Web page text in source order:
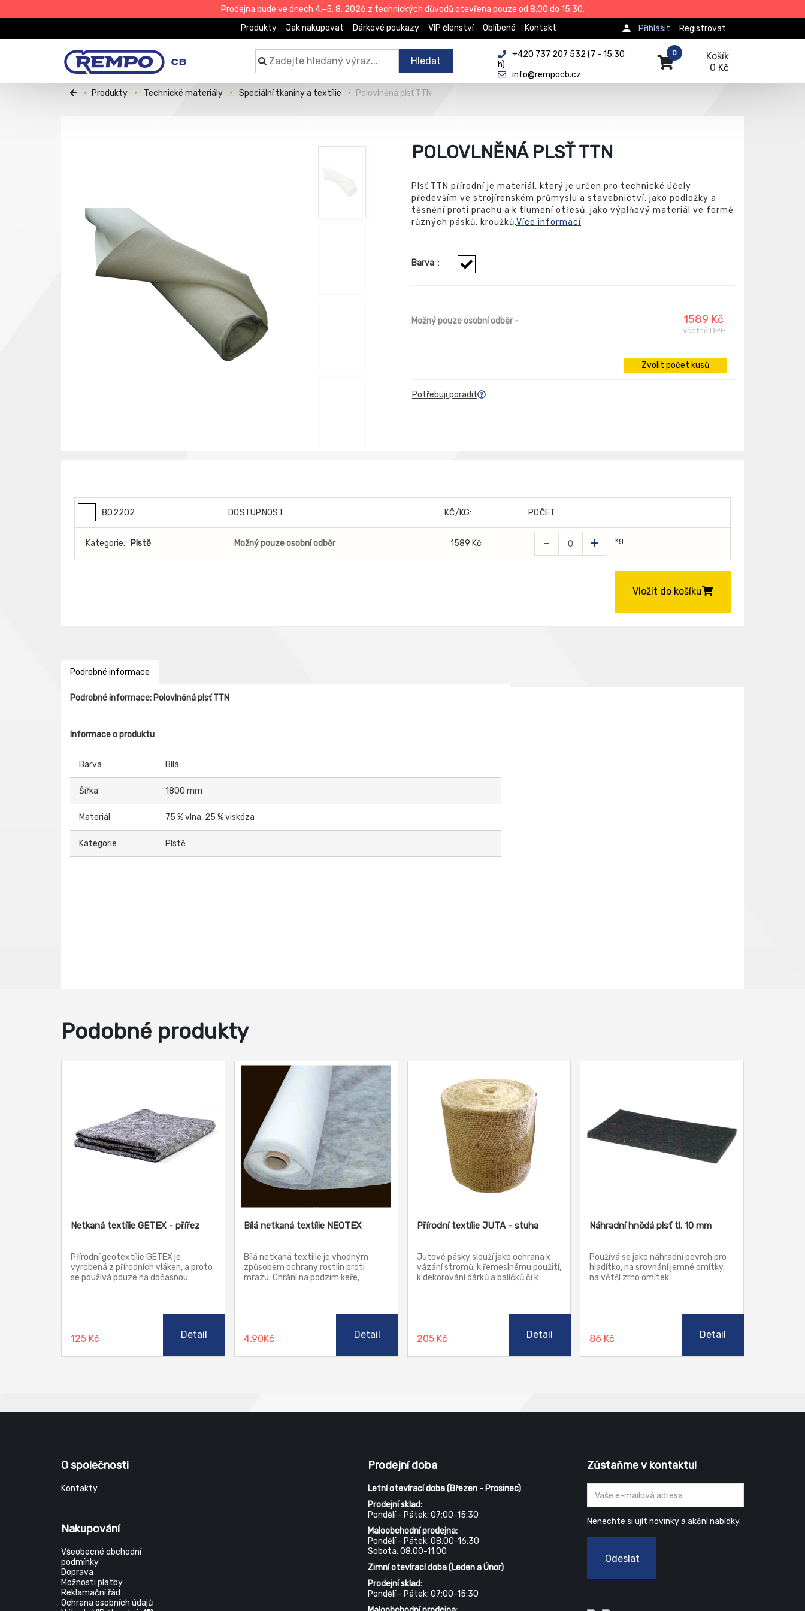
Prodejna bude ve dnech 4.–5. 8. 2026 z technických důvodů otevřena pouze od 8:00 do 15:30.
Produkty
Jak nakupovat Dárkové poukazy VIP členství Oblíbené Kontakt Registrovat
Přihlásit
Hledat
+420 737 207 532 (7 - 15:30
h)
info@rempocb.cz
Košík
0 Kč
0
Produkty Technické materiály Speciální tkaniny a textílie Polovlněná plsť TTN
POLOVLNĚNÁ PLSŤ TTN
Plsť TTN přírodní je materiál, který je určen pro technické účely
především ve strojírenském průmyslu a stavebnictví, jako podložky a
těsnění proti prachu a k tlumení otřesů, jako výplňový materiál ve formě
různých pásků, kroužků.Více informací
Barva :
Možný pouze osobní odběr- 1589 Kč
včetně DPH
Zvolit počet kusů
Potřebuji poradit
802202 DOSTUPNOST KČ/KG: POČET
Kategorie: Plstě Možný pouze osobní odběr 1589 Kč - + kg
Vložit do košíku
Podrobné informace
Podrobné informace: Polovlněná plsť TTN
Informace o produktu
Barva Bílá
Šířka 1800 mm
Materiál 75 % vlna, 25 % viskóza
Kategorie Plstě
Podobné produkty
Netkaná textílie GETEX - přířez
Přírodní geotextílie GETEX je
vyrobená z přírodních vláken, a proto
se používá pouze na dočasnou
125 Kč Detail
Bílá netkaná textílie NEOTEX
Bílá netkaná textilie je vhodným
způsobem ochrany rostlin proti
mrazu. Chrání na podzim keře,
nárazům větru), před létajícími
škůdci a drobnou zvěří. Zamezuje
vodopropustná a několikanásobně
4,90Kč Detail
Přírodní textílie JUTA - stuha
Jutové pásky slouží jako ochrana k
vázání stromů, k řemeslnému použití,
k dekorování dárků a balíčků či k
205 Kč Detail
Náhradní hnědá plsť tl. 10 mm
Používá se jako náhradní povrch pro
hladítko, na srovnání jemné omítky,
na větší zrno omítek.
86 Kč Detail
O společnosti
Kontakty
Nakupování
Všeobecné obchodní
podmínky
Doprava
Možnosti platby
Reklamační řád
Ochrana osobních údajů
Prodejní doba
Letní otevírací doba (Březen - Prosinec)
Prodejní sklad:
Pondělí - Pátek: 07:00-15:30
Maloobchodní prodejna:
Pondělí - Pátek: 08:00-16:30
Sobota: 08:00-11:00
Zimní otevírací doba (Leden a Únor)
Prodejní sklad:
Pondělí - Pátek: 07:00-15:30
Zůstaňme v kontaktu!
Nenechte si ujít novinky a akční nabídky.
Odeslat